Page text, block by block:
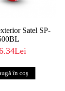
Satel SP-